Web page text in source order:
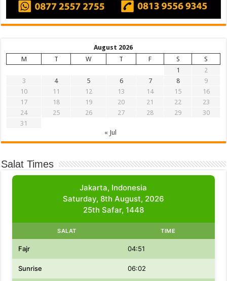
August 2026
M
T W T F S
S
1
2
3
4 5 6 7 8
9
10
11 12 13 14 15
16
17
18 19 20 21 22
23
24
25 26 27 28 29
30
31
« Jul
Salat Times
Jakarta, Indonesia
Saturday, 8th August, 2026
25th Safar, 1448
SALAT TIME
Fajr 04:51
Sunrise 06:02